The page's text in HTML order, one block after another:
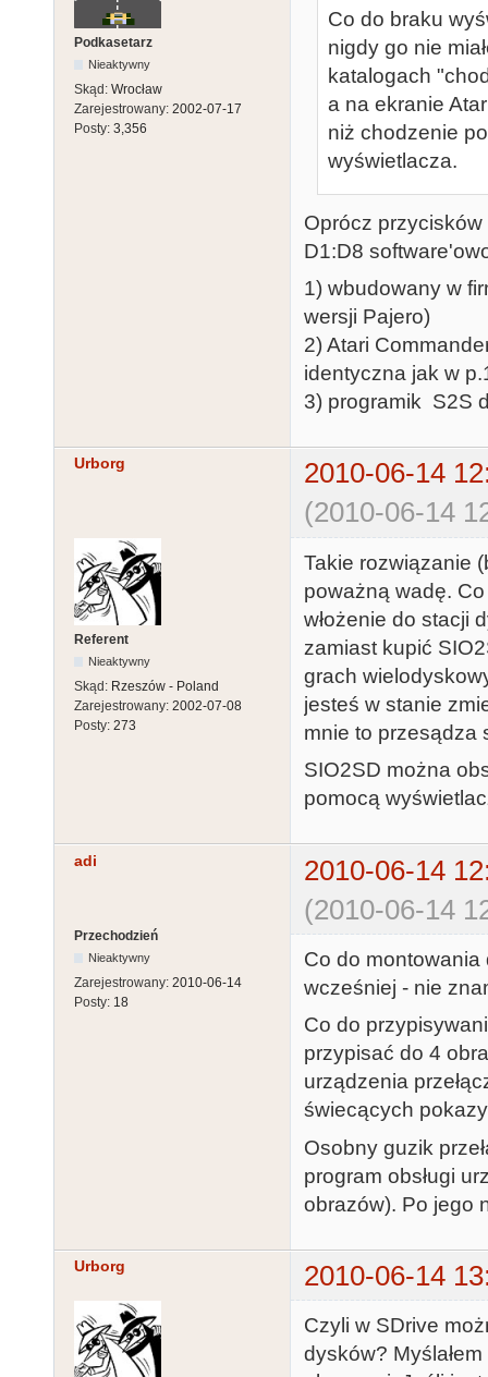
Podkasetarz
Nieaktywny
Skąd: Wrocław
Zarejestrowany: 2002-07-17
Posty: 3,356
Co do braku
nigdy go nie
katalogach
a na ekranie
niż chodzenie
wyświetlacza.
Oprócz
D1:D8
1) wbudowany w
wersji Pajero)
2) Atari
identyczna jak w
3) programik S2S
Urborg
2010-06-14
(2010-06-14
Referent
Nieaktywny
Skąd: Rzeszów - Poland
Zarejestrowany: 2002-07-08
Posty: 273
Takie rozwiązanie
poważną wadę.
włożenie do stacji
zamiast kupić
grach
jesteś w stanie
mnie to przesądza
SIO2SD można
pomocą
adi
2010-06-14
(2010-06-14
Przechodzień
Nieaktywny
Zarejestrowany: 2010-06-14
Posty: 18
Co do montowania
wcześniej - nie
Co do
przypisać do 4
urządzenia
świecących
Osobny guzik
program obsługi
obrazów). Po jego
Urborg 2010-06-14
Czyli w SDrive
dysków?